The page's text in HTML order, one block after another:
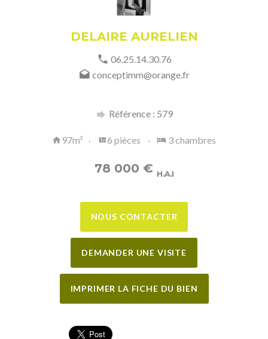
DELAIRE AURELIEN
06.25.14.30.76
conceptimm@orange.fr
Référence : 579
97m² 6 pièces 3 chambres
78 000 € H.A.I
NOUS CONTACTER
DEMANDER UNE VISITE
IMPRIMER LA FICHE DU BIEN